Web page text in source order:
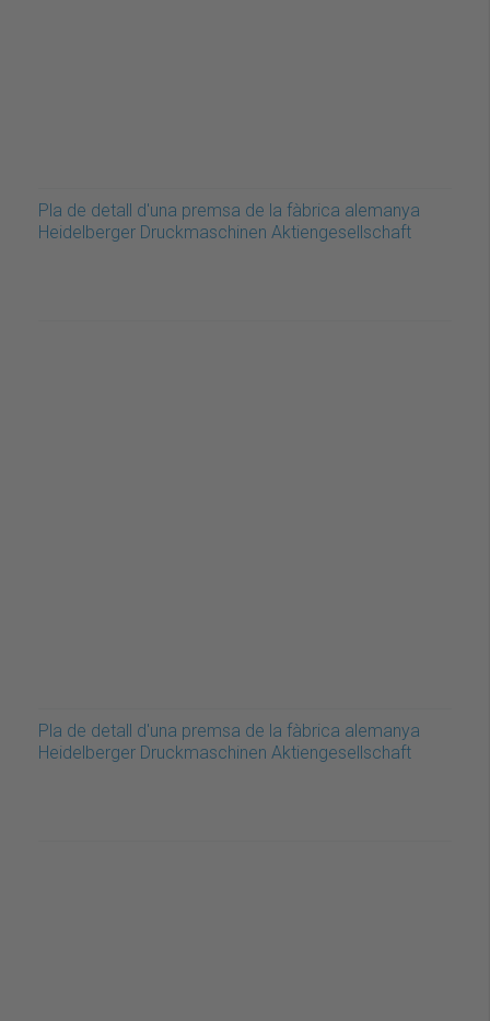
Pla de detall d'una premsa de la fàbrica alemanya
Heidelberger Druckmaschinen Aktiengesellschaft
Pla de detall d'una premsa de la fàbrica alemanya
Heidelberger Druckmaschinen Aktiengesellschaft